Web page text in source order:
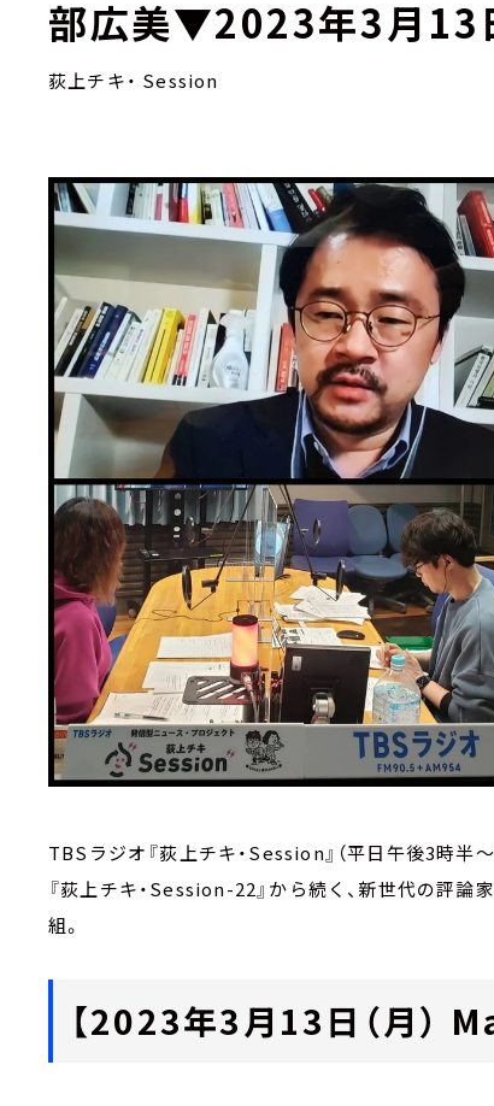
部広美▼2023年3月13
荻上チキ・ Session
TBSラジオ『荻上チキ・Session』（平日午後3時半～
『荻上チキ・Session-22』から続く、新世代の評
組。
【2023年3月13日（月）